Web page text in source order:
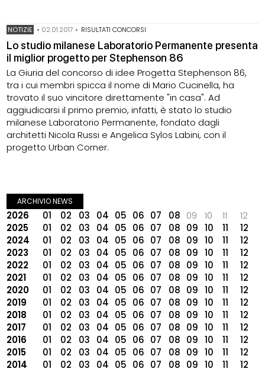
NOTIZIE • 02.01.2017 • RISULTATI CONCORSI
Lo studio milanese Laboratorio Permanente presenta
il miglior progetto per Stephenson 86
La Giuria del concorso di idee Progetta Stephenson 86,
tra i cui membri spicca il nome di Mario Cucinella, ha
trovato il suo vincitore direttamente "in casa". Ad
aggiudicarsi il primo premio, infatti, è stato lo studio
milanese Laboratorio Permanente, fondato dagli
architetti Nicola Russi e Angelica Sylos Labini, con il
progetto Urban Corner.
ARCHIVIO NEWS
2026 01 02 03 04 05 06 07 08 09 10 11
12
2025
01 02 03 04 05 06 07 08 09 10 11
12
2024
01 02 03 04 05 06 07 08 09 10 11
12
2023
01 02 03 04 05 06 07 08 09 10 11
12
2022
01 02 03 04 05 06 07 08 09 10 11
12
2021
01 02 03 04 05 06 07 08 09 10 11
12
2020
01 02 03 04 05 06 07 08 09 10 11
12
2019
01 02 03 04 05 06 07 08 09 10 11
12
2018
01 02 03 04 05 06 07 08 09 10 11
12
2017
01 02 03 04 05 06 07 08 09 10 11
12
2016
01 02 03 04 05 06 07 08 09 10 11
12
2015
01 02 03 04 05 06 07 08 09 10 11
12
2014
01 02 03 04 05 06 07 08 09 10 11
12